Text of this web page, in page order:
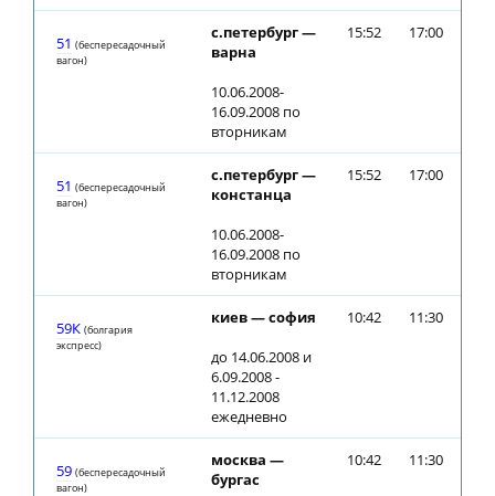
51 (беспересадочный
вагон)
с.петербург —
варна
10.06.2008-
16.09.2008 по
вторникам
15:52 17:00
51 (беспересадочный
вагон)
с.петербург —
констанца
10.06.2008-
16.09.2008 по
вторникам
15:52 17:00
59К (болгария
экспресс)
киев — софия
до 14.06.2008 и
6.09.2008 -
11.12.2008
ежедневно
10:42 11:30
59 (беспересадочный
вагон)
москва —
бургас
10:42 11:30